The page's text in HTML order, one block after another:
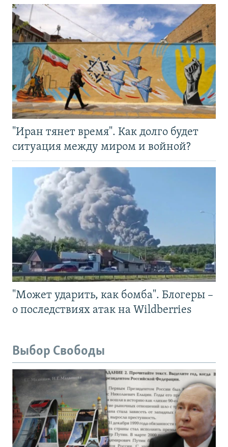
"Иран тянет время". Как долго будет
ситуация между миром и войной?
"Может ударить, как бомба". Блогеры –
о последствиях атак на Wildberries
Выбор Свободы